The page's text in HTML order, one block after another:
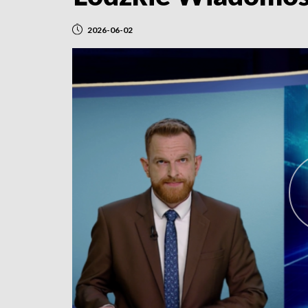
2026-06-02